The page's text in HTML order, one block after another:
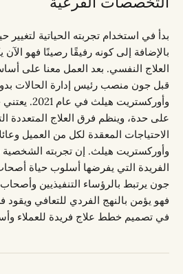
بدأ في استخدام تجربته الحياتية لتغيير
بالإضافة إلى كونه رفيقًا رصينًا فهو
العلاج النفسي. بعد العمل معنا على
قبل جون منصب رئيس إدارة الحالات
وأوركستريت
على حدة، وينظم فرق العلاج المتعددة
الاحتياجات المعقدة لكل من العميل
وأوركستريت هيلث. إن تجربته
الفريدة التي يفرضها أسلوب حياة
جون يرتبط بالرؤساء التنفيذيين
فهو يؤمن بالنهج الفردي للتعافي
في تصميم خطط علاج فريدة للعملاء